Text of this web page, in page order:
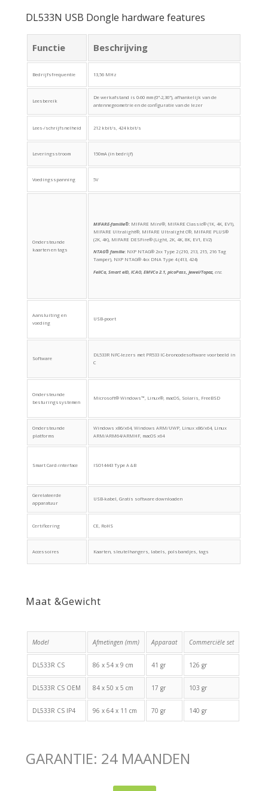
DL533N USB Dongle hardware features
Functie Beschrijving
Bedrijfsfrequentie 13,56 MHz
Leesbereik
De werkafstand is 0-60 mm (0"-2,36"), afhankelijk van de
antennegeometrie en de configuratie van de lezer
Lees-/schrijfsnelheid 212 kbit/s, 424 kbit/s
Leveringsstroom 150mA (in bedrijf)
Voedingsspanning 5V
Ondersteunde
kaarten en tags
MIFARE-familie®: MIFARE Mini®, MIFARE Classic® (1K, 4K, EV1),
MIFARE Ultralight®, MIFARE Ultralight C®, MIFARE PLUS®
(2K, 4K), MIFARE DESFire® (Light, 2K, 4K, 8K, EV1, EV2)
NTAG® familie: NXP NTAG® 2xx Type 2 (210, 213, 215, 216 Tag
Tamper), NXP NTAG® 4xx DNA Type 4 (413, 424)
FeliCa, Smart eID, ICAO, EMVCo 2.1, picoPass, Jewel/Topaz,enz.
Aansluiting en
voeding
USB-poort
Software
DL533R NFC-lezers met PR533 IC-broncodesoftware voorbeeld in
C
Ondersteunde
besturingssystemen
Microsoft® Windows™, Linux®, macOS, Solaris, FreeBSD
Ondersteunde
platforms
Windows x86/x64, Windows ARM/UWP, Linux x86/x64, Linux
ARM/ARM64/ARMHF, macOS x64
Smart Card-interface ISO14443 Type A &B
Gerelateerde
apparatuur
USB-kabel, Gratis software downloaden
Certificering CE, RoHS
Accessoires Kaarten, sleutelhangers, labels, polsbandjes, tags
Maat &Gewicht
Model Afmetingen (mm) Apparaat Commerciële set
DL533R CS 86 x 54 x 9 cm 41 gr 126 gr
DL533R CS OEM 84 x 50 x 5 cm 17 gr 103 gr
DL533R CS IP4 96 x 64 x 11 cm 70 gr 140 gr
GARANTIE: 24 MAANDEN